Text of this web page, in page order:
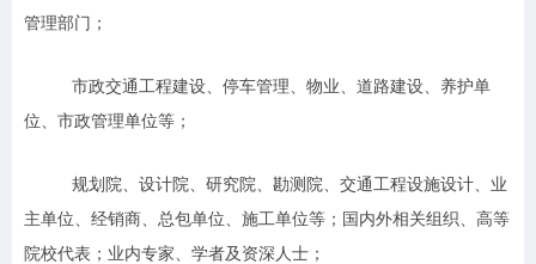
管理部门；
市政交通工程建设、停车管理、物业、道路建设、养护单
位、市政管理单位等；
规划院、设计院、研究院、勘测院、交通工程设施设计、业
主单位、经销商、总包单位、施工单位等；国内外相关组织、高等
院校代表；业内专家、学者及资深人士；